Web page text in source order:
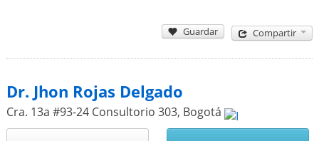
Guardar Compartir
Dr. Jhon Rojas Delgado
Cra. 13a #93-24 Consultorio 303, Bogotá